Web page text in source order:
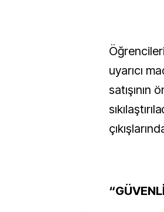
uyarıcı
satışının